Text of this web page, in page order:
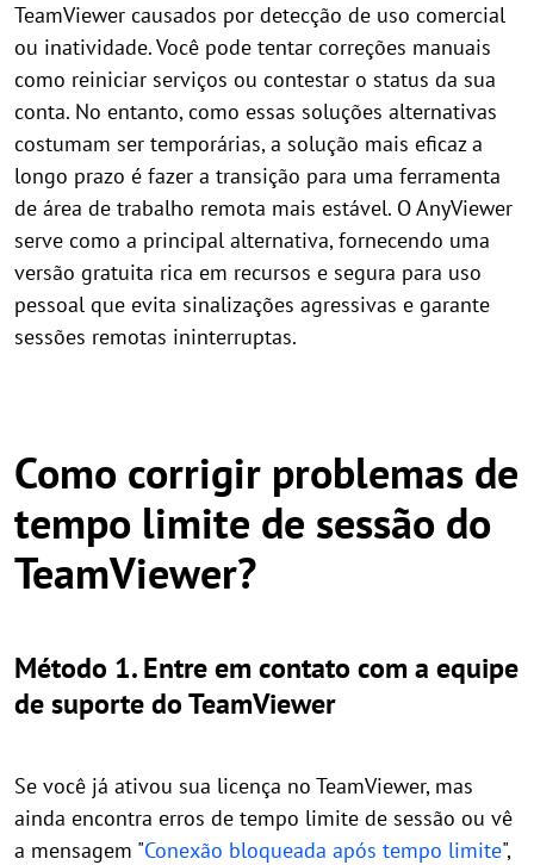
TeamViewer causados por detecção de uso comercial
ou inatividade. Você pode tentar correções manuais
como reiniciar serviços ou contestar o status da sua
conta. No entanto, como essas soluções alternativas
costumam ser temporárias, a solução mais eficaz a
longo prazo é fazer a transição para uma ferramenta
de área de trabalho remota mais estável. O AnyViewer
serve como a principal alternativa, fornecendo uma
versão gratuita rica em recursos e segura para uso
pessoal que evita sinalizações agressivas e garante
sessões remotas ininterruptas.
Como corrigir problemas de
tempo limite de sessão do
TeamViewer?
Método 1. Entre em contato com a equipe
de suporte do TeamViewer
Se você já ativou sua licença no TeamViewer, mas
ainda encontra erros de tempo limite de sessão ou vê
a mensagem "Conexão bloqueada após tempo limite",